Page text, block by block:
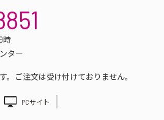
時
ター
ご注文は受け付けておりません。
PCサイト